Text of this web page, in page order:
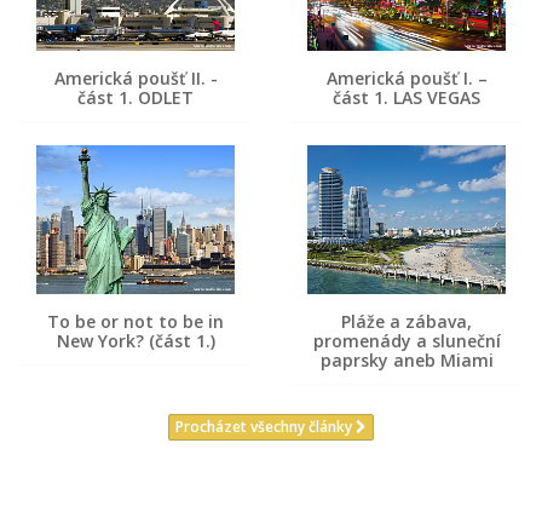
Americká poušť II. -
část 1. ODLET
Americká poušť I. –
část 1. LAS VEGAS
To be or not to be in
New York? (část 1.)
Pláže a zábava,
promenády a sluneční
paprsky aneb Miami
Procházet všechny články